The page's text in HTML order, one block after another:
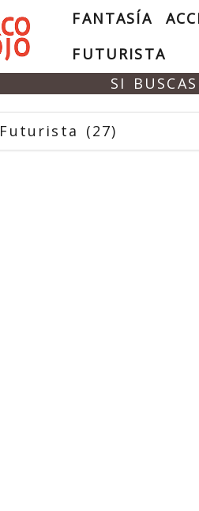
FANTASÍA
FUTURISTA
SI
Futurista (27)